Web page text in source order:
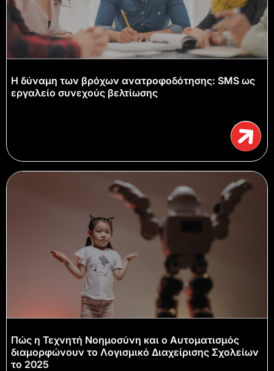
Η δύναμη των βρόχων ανατροφοδότησης: SMS ως
εργαλείο συνεχούς βελτίωσης
Πώς η Τεχνητή Νοημοσύνη και ο Αυτοματισμός
διαμορφώνουν το Λογισμικό Διαχείρισης Σχολείων
το 2025